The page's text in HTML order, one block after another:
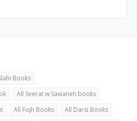
Books
All Seerat w Sawaneh books
All Fiqh Books
All Darsi Books